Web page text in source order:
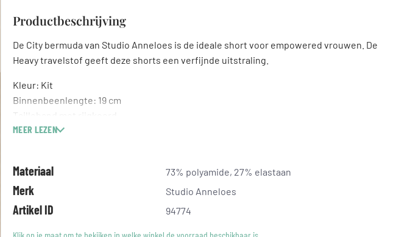
Productbeschrijving
De City bermuda van Studio Anneloes is de ideale short voor empowered vrouwen. De
Heavy travelstof geeft deze shorts een verfijnde uitstraling.
Kleur: Kit
Binnenbeenlengte: 19 cm
Tailleband met rijgkoord
Omslag bij de pijpen
Gemaakt van Heavy Travelstof
MEER LEZEN
Materiaal 73% polyamide, 27% elastaan
Merk Studio Anneloes
Artikel ID 94774